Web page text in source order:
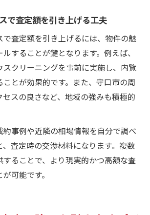
で査定額を引き上げる工夫
で査定額を引き上げるには、物件の魅
することが鍵となります。例えば、
スクリーニングを事前に実施し、内覧
とが効果的です。また、守口市の周
スの良さなど、地域の強みも積極的
約事例や近隣の相場情報を自分で調べ
査定時の交渉材料になります。複数
することで、より現実的かつ高額な査
可能です。